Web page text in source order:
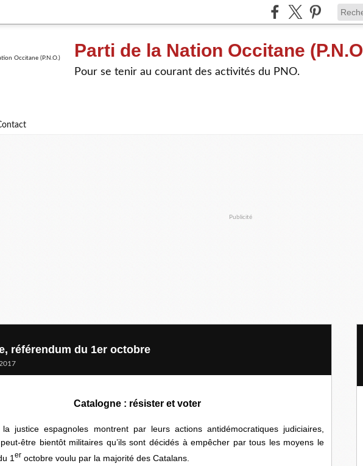
Parti de la Nation Occitane
Pour se tenir au courant des activités du PNO.
Publicité
référendum du 1er octobre
Catalogne : résister et voter
la justice espagnoles montrent par leurs actions antidémocratiques judiciaires,
être bientôt militaires qu’ils sont décidés à empêcher par tous les moyens le
1 er octobre voulu par la majorité des Catalans.